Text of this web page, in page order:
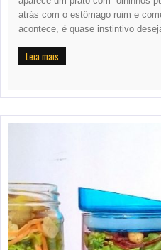
atrás com o estômago ruim e
acontece, é quase instintivo
Leia mais